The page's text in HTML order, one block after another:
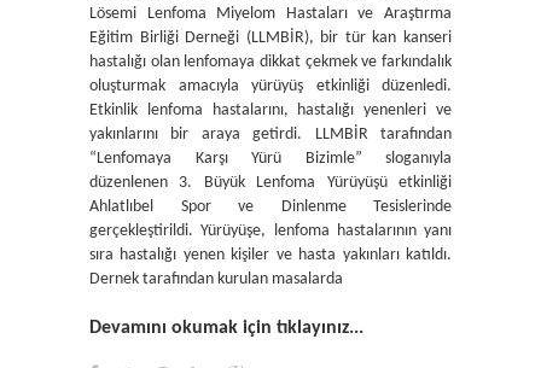
Lösemi Lenfoma Miyelom Hastaları ve Araştırma
Eğitim Birliği Derneği (LLMBİR), bir tür kan kanseri
hastalığı olan lenfomaya dikkat çekmek ve farkındalık
oluşturmak amacıyla yürüyüş etkinliği düzenledi.
Etkinlik lenfoma hastalarını, hastalığı yenenleri ve
yakınlarını bir araya getirdi. LLMBİR tarafından
“Lenfomaya Karşı Yürü Bizimle” sloganıyla
düzenlenen 3. Büyük Lenfoma Yürüyüşü etkinliği
Ahlatlıbel Spor ve Dinlenme Tesislerinde
gerçekleştirildi. Yürüyüşe, lenfoma hastalarının yanı
sıra hastalığı yenen kişiler ve hasta yakınları katıldı.
Dernek tarafından kurulan masalarda
Devamını okumak için tıklayınız...